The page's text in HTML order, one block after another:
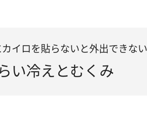
カイロを貼らないと外出できな
い冷えとむくみ